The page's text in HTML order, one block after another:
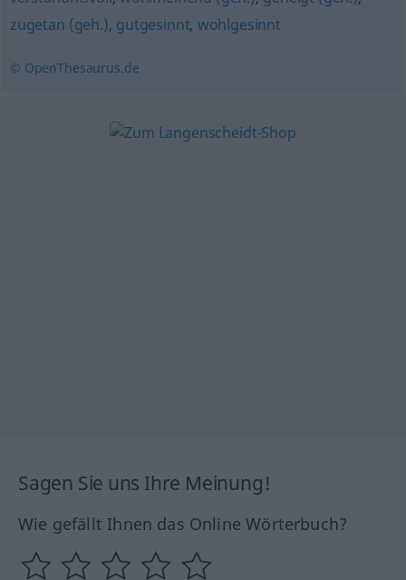
zugetan (geh.), gutgesinnt, wohlgesinnt
© OpenThesaurus.de
Sagen Sie uns Ihre Meinung!
Wie gefällt Ihnen das Online Wörterbuch?